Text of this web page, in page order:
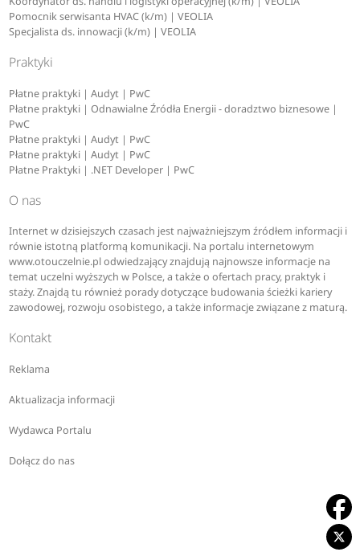
Pomocnik serwisanta HVAC (k/m) | VEOLIA
Specjalista ds. innowacji (k/m) | VEOLIA
Praktyki
Płatne praktyki | Audyt | PwC
Płatne praktyki | Odnawialne Źródła Energii - doradztwo biznesowe |
PwC
Płatne praktyki | Audyt | PwC
Płatne praktyki | Audyt | PwC
Płatne Praktyki | .NET Developer | PwC
O nas
Internet w dzisiejszych czasach jest najważniejszym źródłem informacji i
równie istotną platformą komunikacji. Na portalu internetowym
www.otouczelnie.pl odwiedzający znajdują najnowsze informacje na
temat uczelni wyższych w Polsce, a także o ofertach pracy, praktyk i
staży. Znajdą tu również porady dotyczące budowania ścieżki kariery
zawodowej, rozwoju osobistego, a także informacje związane z maturą.
Kontakt
Reklama
Aktualizacja informacji
Wydawca Portalu
Dołącz do nas